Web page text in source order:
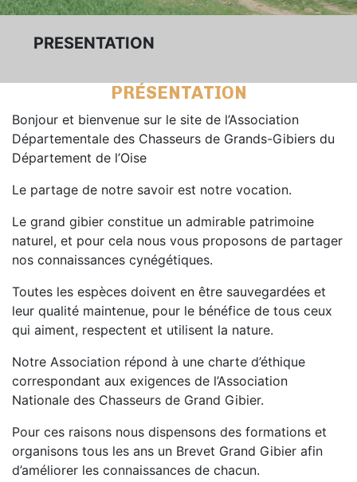
PRESENTATION
PRÉSENTATION
Bonjour et bienvenue sur le site de l’Association
Départementale des Chasseurs de Grands-Gibiers du
Département de l’Oise
Le partage de notre savoir est notre vocation.
Le grand gibier constitue un admirable patrimoine
naturel, et pour cela nous vous proposons de partager
nos connaissances cynégétiques.
Toutes les espèces doivent en être sauvegardées et
leur qualité maintenue, pour le bénéfice de tous ceux
qui aiment, respectent et utilisent la nature.
Notre Association répond à une charte d’éthique
correspondant aux exigences de l’Association
Nationale des Chasseurs de Grand Gibier.
Pour ces raisons nous dispensons des formations et
organisons tous les ans un Brevet Grand Gibier afin
d’améliorer les connaissances de chacun.